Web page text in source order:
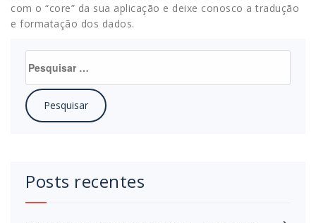
com o “core” da sua aplicação e deixe conosco a tradução
e formatação dos dados.
por:
Posts recentes